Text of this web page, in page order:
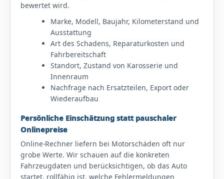
bewertet wird.
Marke, Modell, Baujahr, Kilometerstand und
Ausstattung
Art des Schadens, Reparaturkosten und
Fahrbereitschaft
Standort, Zustand von Karosserie und
Innenraum
Nachfrage nach Ersatzteilen, Export oder
Wiederaufbau
Persönliche Einschätzung statt pauschaler
Onlinepreise
Online-Rechner liefern bei Motorschäden oft nur
grobe Werte. Wir schauen auf die konkreten
Fahrzeugdaten und berücksichtigen, ob das Auto
startet, rollfähig ist, welche Fehlermeldungen